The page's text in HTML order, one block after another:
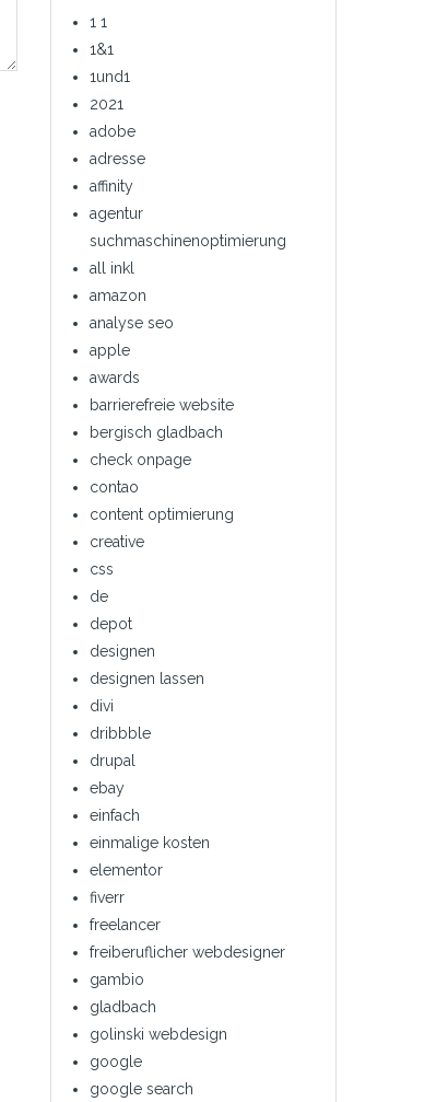
1 1
1&1
1und1
2021
adobe
adresse
affinity
agentur
suchmaschinenoptimierung
all inkl
amazon
analyse seo
apple
awards
barrierefreie website
bergisch gladbach
check onpage
contao
content optimierung
creative
css
de
depot
designen
designen lassen
divi
dribbble
drupal
ebay
einfach
einmalige kosten
elementor
fiverr
freelancer
freiberuflicher webdesigner
gambio
gladbach
golinski webdesign
google
google search